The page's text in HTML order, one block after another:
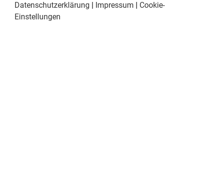
Datenschutzerklärung Impressum
Cookie-
Einstellungen